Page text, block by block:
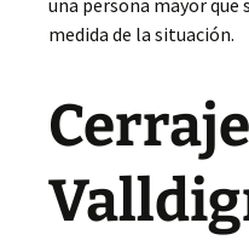
una persona mayor
medida de la situación.